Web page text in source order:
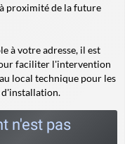
proximité de la future
à votre adresse, il est
faciliter l'intervention
local technique pour les
d'installation.
n'est pas